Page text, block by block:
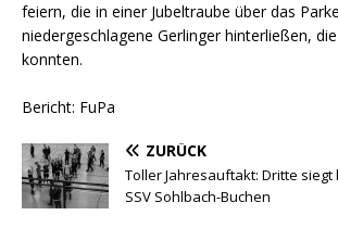
feiern, die in einer Jubeltraube über das
niedergeschlagene Gerlinger hinterließen,
konnten.
Bericht: FuPa
ZURÜCK
Toller Jahresauftakt: Dritte
SSV Sohlbach-Buchen